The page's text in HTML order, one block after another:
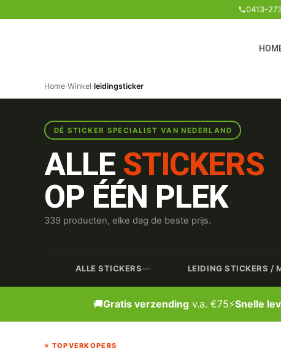
0413-
Home›Winkel›leidingsticker
DÉ STICKER SPECIALIST VAN NEDERLAND
ALLE STICKERS
OP ÉÉN PLEK
339 producten, elke dag de beste prijs.
ALLE STICKERS LEIDING STICKERS /
🚚Gratis verzendingv.a. €75⚡Snelle
⭐ TOPVERKOPERS